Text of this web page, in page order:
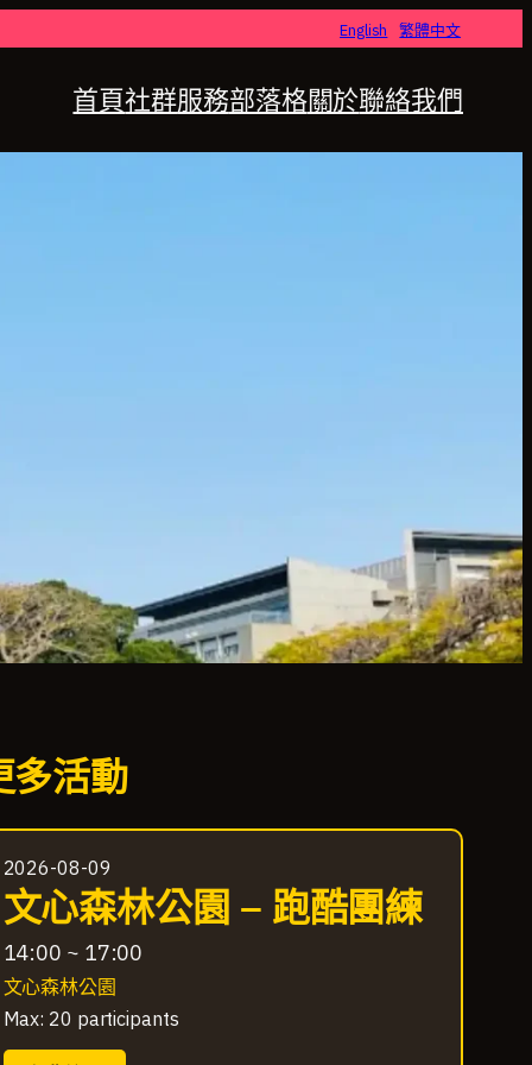
English 繁體中文
首頁社群服務部落格關於聯絡我們
多活動
2026-08-09
文心森林公園 – 跑酷團練
14:00 ~ 17:00
文心森林公園
Max: 20 participants